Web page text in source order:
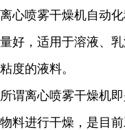
离心喷雾干燥机自动
量好，适用于溶液、
粘度的液料。
所谓离心喷雾干燥机
物料进行干燥，是目